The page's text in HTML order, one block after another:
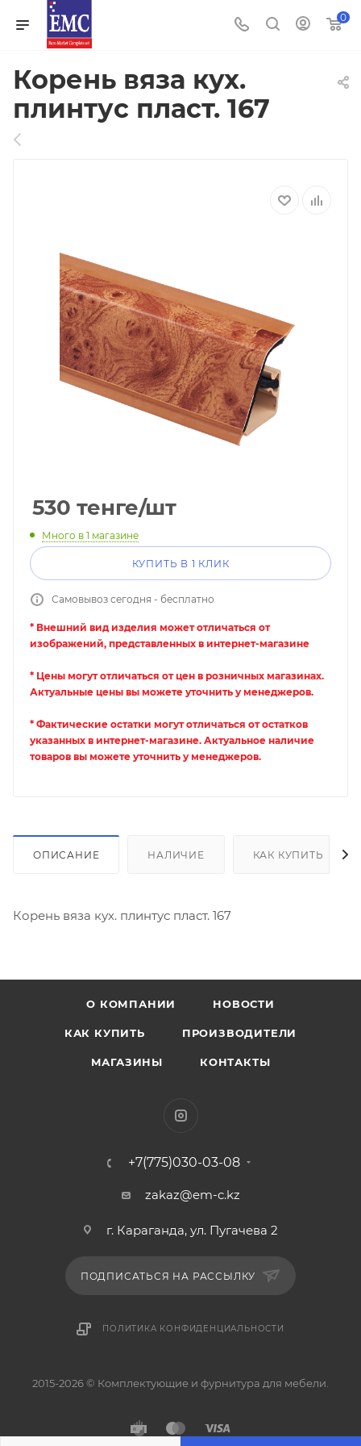
0
Корень вяза кух.
плинтус пласт. 167
530 тенге/шт
Много в 1 магазине
КУПИТЬ В 1 КЛИК
Самовывоз сегодня - бесплатно
* Внешний вид изделия может отличаться от
изображений, представленных в интернет-магазине
* Цены могут отличаться от цен в розничных магазинах.
Актуальные цены вы можете уточнить у менеджеров.
* Фактические остатки могут отличаться от остатков
указанных в интернет-магазине. Актуальное наличие
товаров вы можете уточнить у менеджеров.
ОПИСАНИЕ НАЛИЧИЕ КАК КУПИТЬ
Корень вяза кух. плинтус пласт. 167
О КОМПАНИИ НОВОСТИ
КАК КУПИТЬ ПРОИЗВОДИТЕЛИ
МАГАЗИНЫ КОНТАКТЫ
+7(775)030-03-08
zakaz@em-c.kz
г. Караганда, ул. Пугачева 2
ПОДПИСАТЬСЯ НА РАССЫЛКУ
ПОЛИТИКА КОНФИДЕНЦИАЛЬНОСТИ
2015-2026 © Комплектующие и фурнитура для мебели.